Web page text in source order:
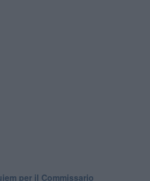
per il Commissario